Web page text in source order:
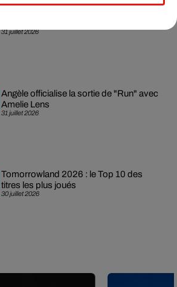
31 juillet 2026
31 juillet 2026
Angèle officialise la sortie de "Run" avec
Amelie Lens
30 juillet 2026
Tomorrowland 2026 : le Top 10 des
titres les plus joués